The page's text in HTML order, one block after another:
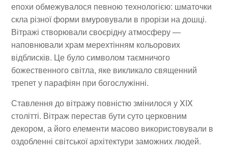
епохи обмежувалося певною технологією: шматочки
скла різної форми вмуровували в прорізи на дошці.
Вітражі створювали своєрідну атмосферу —
наповнювали храм мерехтінням кольорових
відблисків. Це було символом таємничого
божественного світла, яке викликало священний
трепет у парафіян при богослужінні.
Ставлення до вітражу повністю змінилося у XIX
столітті. Вітраж перестав бути суто церковним
декором, а його елементи масово використовували в
оздобленні світської архітектури заможних людей.